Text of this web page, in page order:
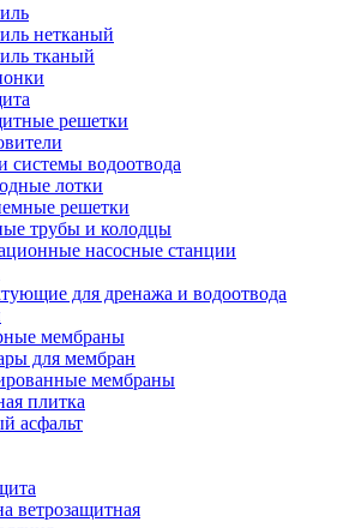
нетканый
тканый
решетки
системы водоотвода
лотки
решетки
трубы и колодцы
насосные станции
для дренажа и водоотвода
мембраны
для мембран
мембраны
плитка
асфальт
ветрозащитная